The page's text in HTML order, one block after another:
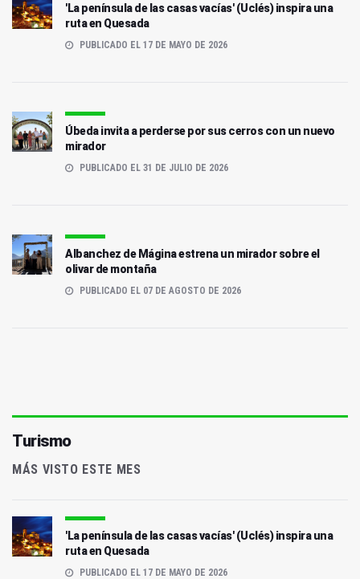
'La península de las casas vacías' (Uclés) inspira una
ruta en Quesada
PUBLICADO EL 17 DE MAYO DE 2026
Úbeda invita a perderse por sus cerros con un nuevo
mirador
PUBLICADO EL 31 DE JULIO DE 2026
Albanchez de Mágina estrena un mirador sobre el
olivar de montaña
PUBLICADO EL 07 DE AGOSTO DE 2026
Turismo
MÁS VISTO ESTE MES
'La península de las casas vacías' (Uclés) inspira una
ruta en Quesada
PUBLICADO EL 17 DE MAYO DE 2026